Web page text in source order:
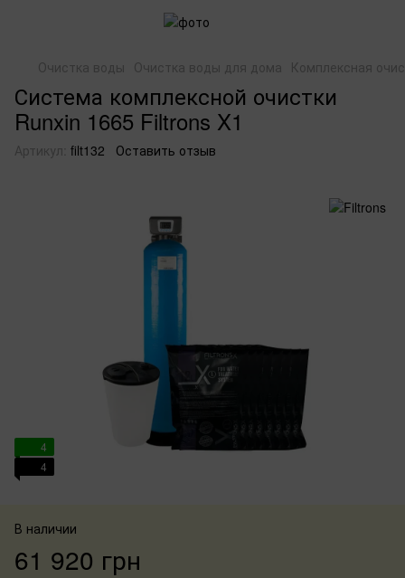
Очистка воды Очистка воды для дома Комплексная
Система комплексной очистки
Runxin 1665 Filtrons X1
Артикул: filt132 Оставить отзыв
4
4
В наличии
61 920 грн